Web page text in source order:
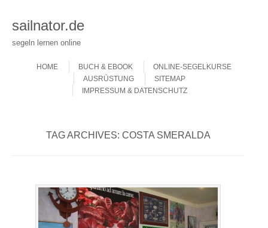
sailnator.de
segeln lernen online
MenuHOME
BUCH & EBOOK
ONLINE-SEGELKURSE
AUSRÜSTUNG
SITEMAP
IMPRESSUM & DATENSCHUTZ
TAG ARCHIVES: COSTA SMERALDA